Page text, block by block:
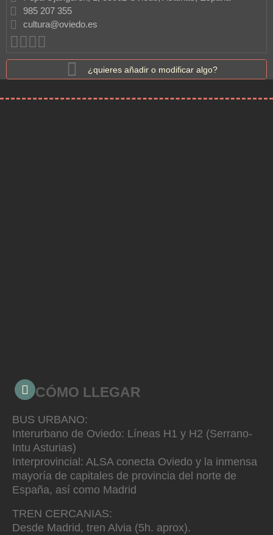
985 207 355
cultura@oviedo.es
¿quieres añadir o modificar algo?
CÓMO LLEGAR
BUS URBANO:
Interurbano de Oviedo: Líneas H1 y H2 (Serrano-
Intu Asturias)
Interprovincial: ALSA conecta Oviedo y la inmensa
mayoría de capitales de provincia del norte de
España, así como Madrid
TREN CERCANIAS:
Desde Madrid, tren Alvia (5h. aprox).